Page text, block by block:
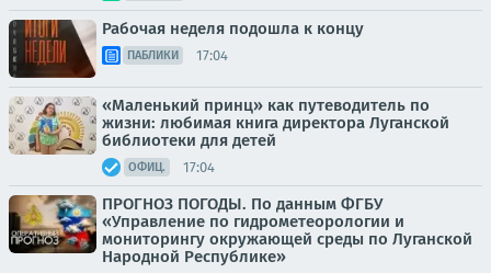
Рабочая неделя подошла к концу
ПАБЛИКИ 17:04
«Маленький принц» как путеводитель по
жизни: любимая книга директора Луганской
библиотеки для детей
ОФИЦ. 17:04
ПРОГНОЗ ПОГОДЫ. По данным ФГБУ
«Управление по гидрометеорологии и
мониторингу окружающей среды по Луганской
Народной Республике»